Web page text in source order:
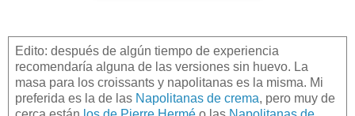
Edito: después de algún tiempo de experiencia
recomendaría alguna de las versiones sin huevo. La
masa para los croissants y napolitanas es la misma. Mi
preferida es la de las Napolitanas de crema, pero muy de